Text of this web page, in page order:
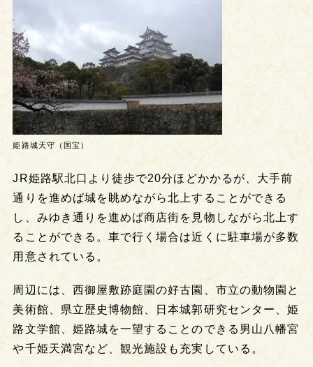
姫路城天守（国宝）
JR姫路駅北口より徒歩で20分ほどかかるが、大手前
通りを進めば城を眺めながら北上することができる
し、みゆき通りを進めば商店街を見物しながら北上す
ることができる。車で行く場合は近くに駐車場が多数
用意されている。
周辺には、西御屋敷跡庭園の好古園、市立の動物園と
美術館、県立歴史博物館、日本城郭研究センター、姫
路文学館、姫路城を一望することのできる男山八幡宮
や千姫天満宮など、観光施設も充実している。